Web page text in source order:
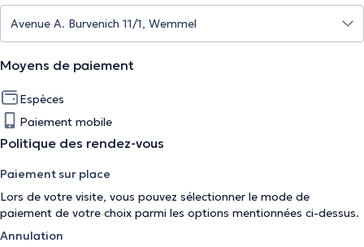
Moyens de paiement
Espèces
Paiement mobile
Politique des rendez-vous
Paiement sur place
Lors de votre visite, vous pouvez sélectionner le mode de
paiement de votre choix parmi les options mentionnées ci-dessus.
Annulation